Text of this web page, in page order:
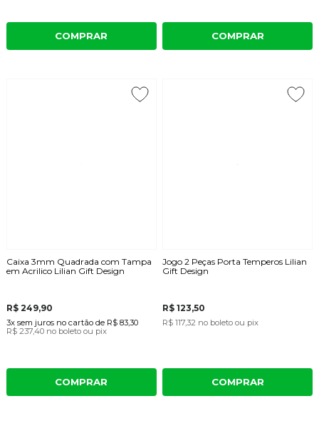
COMPRAR COMPRAR
Caixa 3mm Quadrada com Tampa
em Acrilico Lilian Gift Design
R$ 249,90
3x sem juros no cartãode R$ 83,30
R$ 237,40 no boleto ou pix
COMPRAR
Jogo 2 Peças Porta Temperos Lilian
Gift Design
R$ 123,50
R$ 117,32 no boleto ou pix
COMPRAR